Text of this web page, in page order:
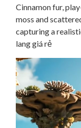
Cinnamon fur,
moss and
capturing a
lang giá rẻ